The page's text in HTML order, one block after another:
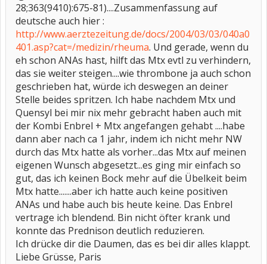
28;363(9410):675-81)....Zusammenfassung auf
deutsche auch hier :
http://www.aerztezeitung.de/docs/2004/03/03/040a0
401.asp?cat=/medizin/rheuma. Und gerade, wenn du
eh schon ANAs hast, hilft das Mtx evtl zu verhindern,
das sie weiter steigen....wie thrombone ja auch schon
geschrieben hat, würde ich deswegen an deiner
Stelle beides spritzen. Ich habe nachdem Mtx und
Quensyl bei mir nix mehr gebracht haben auch mit
der Kombi Enbrel + Mtx angefangen gehabt ....habe
dann aber nach ca 1 jahr, indem ich nicht mehr NW
durch das Mtx hatte als vorher...das Mtx auf meinen
eigenen Wunsch abgesetzt...es ging mir einfach so
gut, das ich keinen Bock mehr auf die Übelkeit beim
Mtx hatte.......aber ich hatte auch keine positiven
ANAs und habe auch bis heute keine. Das Enbrel
vertrage ich blendend. Bin nicht öfter krank und
konnte das Prednison deutlich reduzieren.
Ich drücke dir die Daumen, das es bei dir alles klappt.
Liebe Grüsse, Paris